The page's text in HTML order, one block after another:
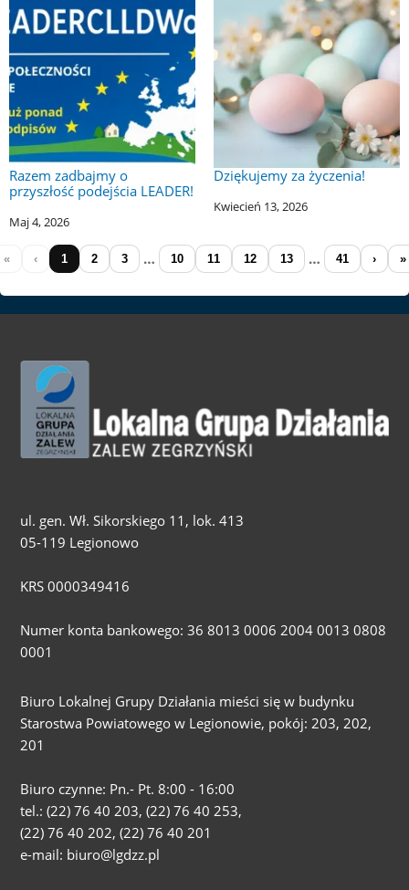
Razem zadbajmy o
przyszłość podejścia LEADER!
Maj 4, 2026
Dziękujemy za życzenia!
Kwiecień 13, 2026
« ‹ 1 2 3 … 10 11 12 13 … 41 › »
ul. gen. Wł. Sikorskiego 11, lok. 413
05-119 Legionowo
KRS 0000349416
Numer konta bankowego: 36 8013 0006 2004 0013 0808
0001
Biuro Lokalnej Grupy Działania mieści się w budynku
Starostwa Powiatowego w Legionowie, pokój: 203, 202,
201
Biuro czynne: Pn.- Pt. 8:00 - 16:00
tel.: (22) 76 40 203, (22) 76 40 253,
(22) 76 40 202, (22) 76 40 201
e-mail: biuro@lgdzz.pl